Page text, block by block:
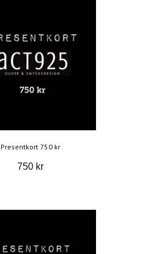
Presentkort 750 kr
750 kr